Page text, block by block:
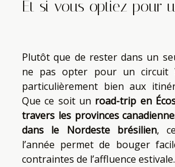
Et si vous optiez pour
Plutôt que de rester dans un
ne pas opter pour un circuit
particulièrement bien aux
Que ce soit un road-trip en
travers les provinces
dans le Nordeste brésilien,
l’année permet de bouger
contraintes de l’affluence estivale.